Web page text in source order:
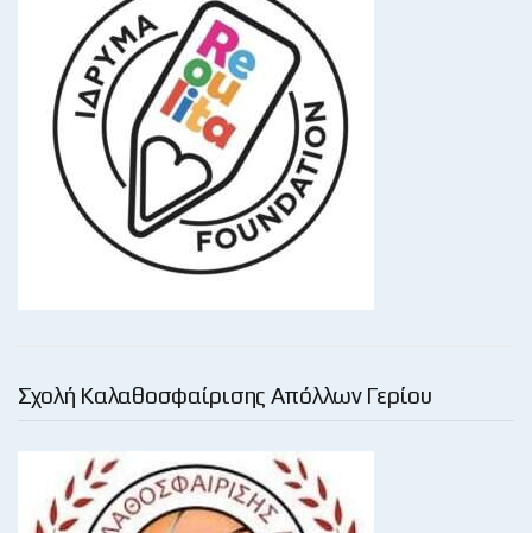
Σχολή Καλαθοσφαίρισης Απόλλων Γερίου